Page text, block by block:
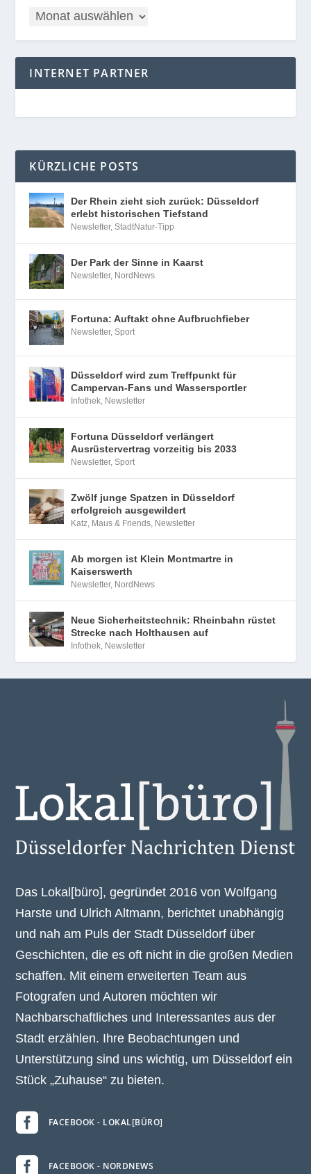
INTERNET PARTNER
KÜRZLICHE POSTS
Der Rhein zieht sich zurück: Düsseldorf
erlebt historischen Tiefstand
Newsletter,StadtNatur-Tipp
Der Park der Sinne in Kaarst
Newsletter, NordNews
Fortuna: Auftakt ohne Aufbruchfieber
Newsletter,Sport
Düsseldorf wird zum Treffpunkt für
Campervan-Fans und Wassersportler
Infothek, Newsletter
Fortuna Düsseldorf verlängert
Ausrüstervertrag vorzeitig bis 2033
Newsletter,Sport
Zwölf junge Spatzen in Düsseldorf
erfolgreich ausgewildert
Katz, Maus & Friends, Newsletter
Ab morgen ist Klein Montmartre in
Kaiserswerth
Newsletter, NordNews
Neue Sicherheitstechnik: Rheinbahn rüstet
Strecke nach Holthausen auf
Infothek, Newsletter
Das Lokal[büro], gegründet 2016 von Wolfgang
Harste und Ulrich Altmann, berichtet unabhängig
und nah am Puls der Stadt Düsseldorf über
Geschichten, die es oft nicht in die großen Medien
schaffen. Mit einem erweiterten Team aus
Fotografen und Autoren möchten wir
Nachbarschaftliches und Interessantes aus der
Stadt erzählen. Ihre Beobachtungen und
Unterstützung sind uns wichtig, um Düsseldorf ein
Stück „Zuhause“ zu bieten.
 FACEBOOK - LOKAL[BÜRO]
 FACEBOOK - NORDNEWS